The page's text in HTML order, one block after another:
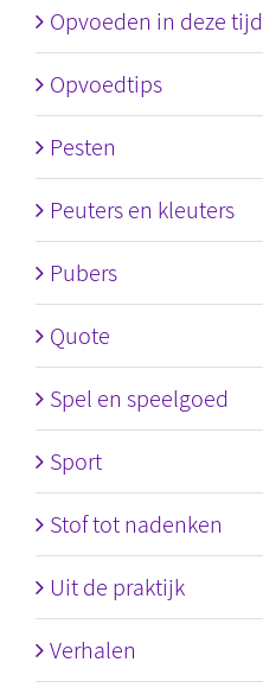
Opvoeden in deze tijd
Opvoedtips
Pesten
Peuters en kleuters
Pubers
Quote
Spel en speelgoed
Sport
Stof tot nadenken
Uit de praktijk
Verhalen